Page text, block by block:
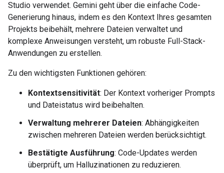
Studio verwendet. Gemini geht über die einfache Code-
Generierung hinaus, indem es den Kontext Ihres gesamten
Projekts beibehält, mehrere Dateien verwaltet und
komplexe Anweisungen versteht, um robuste Full-Stack-
Anwendungen zu erstellen.
Zu den wichtigsten Funktionen gehören:
Kontextsensitivität: Der Kontext vorheriger Prompts
und Dateistatus wird beibehalten.
Verwaltung mehrerer Dateien: Abhängigkeiten
zwischen mehreren Dateien werden berücksichtigt.
Bestätigte Ausführung: Code-Updates werden
überprüft, um Halluzinationen zu reduzieren.